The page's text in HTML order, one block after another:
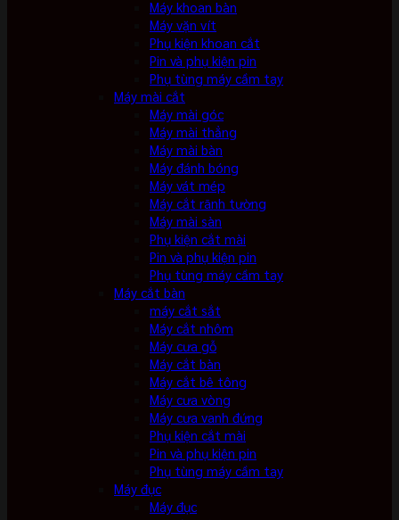
Máy khoan bàn
Máy vặn vít
Phụ kiện khoan cắt
Pin và phụ kiện pin
Phụ tùng máy cầm tay
Máy mài cắt
Máy mài góc
Máy mài thẳng
Máy mài bàn
Máy đánh bóng
Máy vát mép
Máy cắt rãnh tường
Máy mài sàn
Phụ kiện cắt mài
Pin và phụ kiện pin
Phụ tùng máy cầm tay
Máy cắt bàn
máy cắt sắt
Máy cắt nhôm
Máy cưa gỗ
Máy cắt bàn
Máy cắt bê tông
Máy cưa vòng
Máy cưa vanh đứng
Phụ kiện cắt mài
Pin và phụ kiện pin
Phụ tùng máy cầm tay
Máy đục
Máy đục